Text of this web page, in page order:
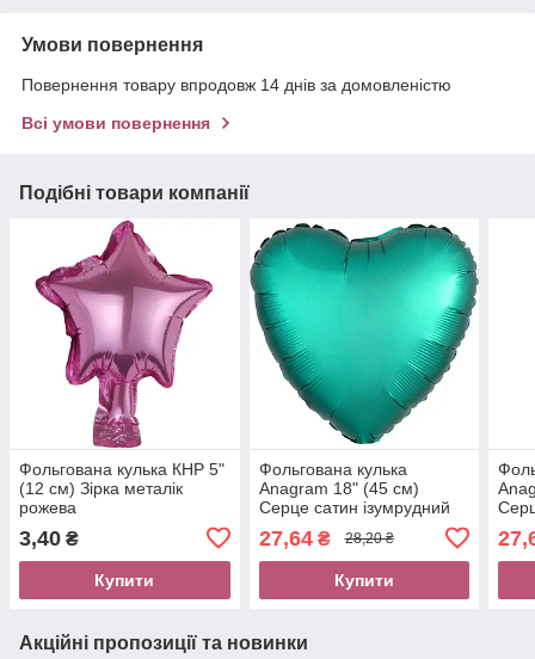
Умови повернення
Повернення товару впродовж 14 днів за домовленістю
Всі умови повернення
Подібні товари компанії
Фольгована кулька КНР 5"
(12 см) Зірка металік
рожева
3,40 ₴
Купити
Фольгована кулька
Anagram 18" (45 см)
Серце сатин ізумрудний
27,64₴ 28,20 ₴
Купити
Акційні пропозиції та новинки